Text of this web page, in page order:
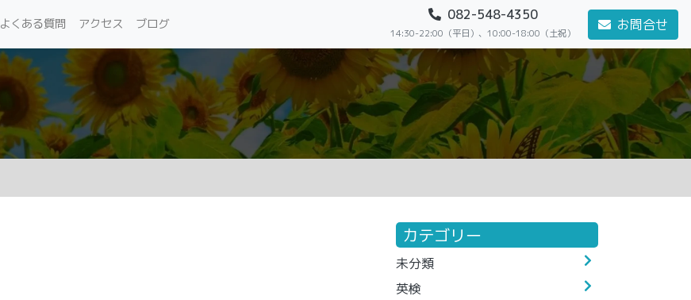
よくある質問 アクセス ブログ
082-548-4350
14:30-22:00（平日）、10:00-18:00（土祝）
お問合せ
カテゴリー
未分類
英検